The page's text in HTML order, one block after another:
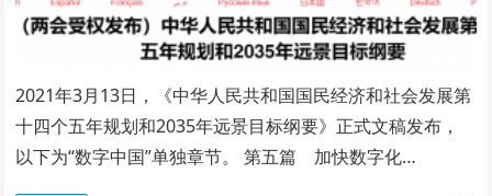
2021年3月13日，《中华人民共和国国民经济和社会发展第
十四个五年规划和2035年远景目标纲要》正式文稿发布，
以下为“数字中国”单独章节。 第五篇 加快数字化…